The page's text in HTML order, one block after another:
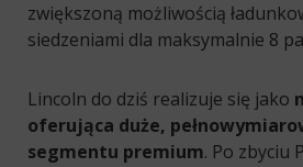
zwiększoną możliwością
siedzeniami dla maksymalnie 8
Lincoln do dziś realizuje się jako
oferująca duże,
segmentu premium. Po zbyciu